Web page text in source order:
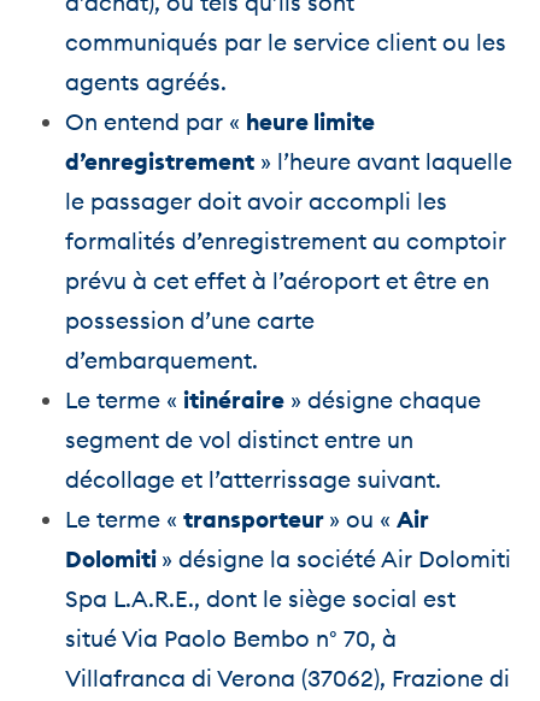
communiqués par le service client ou les
agents agréés.
On entend par « heure limite
d’enregistrement» l’heure avant laquelle
le passager doit avoir accompli les
formalités d’enregistrement au comptoir
prévu à cet effet à l’aéroport et être en
possession d’une carte
d’embarquement.
Le terme « itinéraire» désigne chaque
segment de vol distinct entre un
décollage et l’atterrissage suivant.
Le terme « transporteur » ou « Air
Dolomiti » désigne la société Air Dolomiti
Spa L.A.R.E., dont le siège social est
situé Via Paolo Bembo n° 70, à
Villafranca di Verona (37062), Frazione di